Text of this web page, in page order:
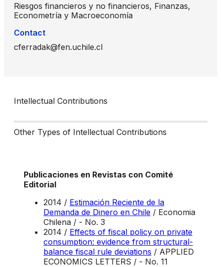
Riesgos financieros y no financieros, Finanzas,
Econometría y Macroeconomía
Contact
cferradak@fen.uchile.cl
Intellectual Contributions
Other Types of Intellectual Contributions
Publicaciones en Revistas con Comité
Editorial
2014 / Estimación Reciente de la
Demanda de Dinero en Chile / Economia
Chilena / - No. 3
2014 / Effects of fiscal policy on private
consumption: evidence from structural-
balance fiscal rule deviations / APPLIED
ECONOMICS LETTERS / - No. 11